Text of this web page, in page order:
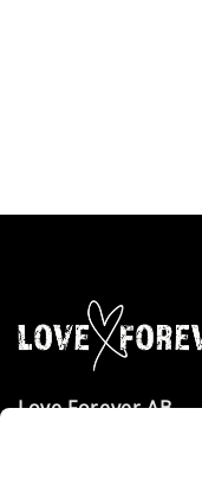
Love Forever AB